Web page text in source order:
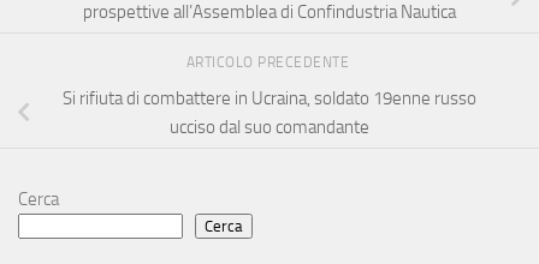
prospettive all’Assemblea di Confindustria Nautica
ARTICOLO PRECEDENTE
Si rifiuta di combattere in Ucraina, soldato 19enne russo
ucciso dal suo comandante
Cerca
Cerca